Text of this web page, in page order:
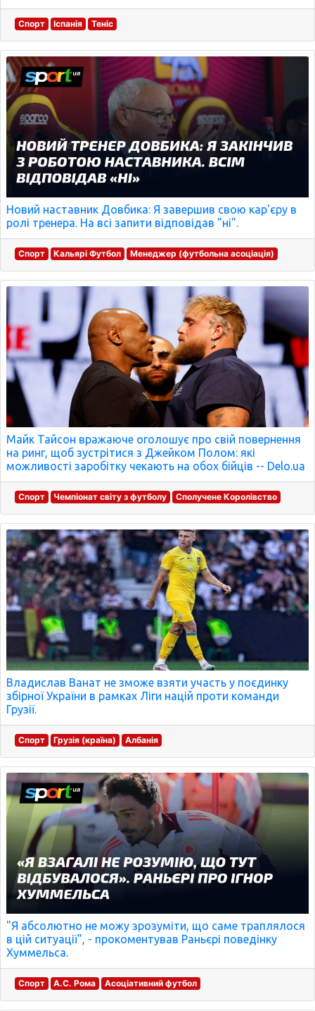
Спорт Іспанія Теніс
Новий наставник Довбика: Я завершив свою кар'єру в
ролі тренера. На всі запити відповідав "ні".
Спорт Кальярі Футбол Менеджер (футбольна асоціація)
Майк Тайсон вражаюче оголошує про свій повернення
на ринг, щоб зустрітися з Джейком Полом: які
можливості заробітку чекають на обох бійців -- Delo.ua
Спорт Чемпіонат світу з футболу Сполучене Королівство
Владислав Ванат не зможе взяти участь у поєдинку
збірної України в рамках Ліги націй проти команди
Грузії.
Спорт Грузія (країна) Албанія
"Я абсолютно не можу зрозуміти, що саме траплялося
в цій ситуації", - прокоментував Раньєрі поведінку
Хуммельса.
Спорт А.С. Рома Асоціативний футбол